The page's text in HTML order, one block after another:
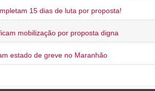
15 dias de luta por proposta!
mobilização por proposta digna
estado de greve no Maranhão